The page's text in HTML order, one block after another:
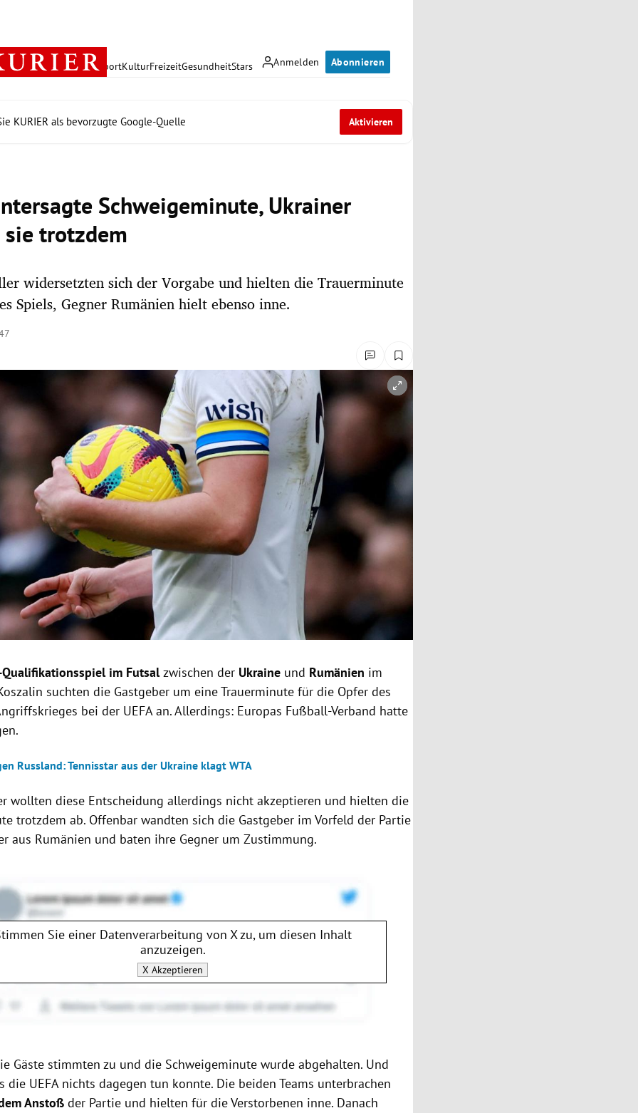
Anmelden Abonnieren
PolitikWirtschaft SportKulturFreizeitGesundheitStars
KURIER als bevorzugte Google-Quelle Aktivieren
Schweigeminute, Ukrainer
trotzdem
widersetzten sich der Vorgabe und hielten die Trauerminute
Spiels, Gegner Rumänien hielt ebenso inne.
öffnen/schließen
im Futsalzwischen der Ukraine und Rumänien im
suchten die Gastgeber um eine Trauerminute für die Opfer des
bei der UEFA an. Allerdings: Europas Fußball-Verband hatte
Russland: Tennisstar aus der Ukraine klagt WTA
wollten diese Entscheidung allerdings nicht akzeptieren und hielten die
trotzdem ab. Offenbar wandten sich die Gastgeber im Vorfeld der Partie
aus Rumänien und baten ihre Gegner um Zustimmung.
Sie einer Datenverarbeitung von Xzu, um diesen Inhalt
anzuzeigen.
X Akzeptieren
Gäste stimmten zu und die Schweigeminute wurde abgehalten. Und
die UEFA nichts dagegen tun konnte. Die beiden Teams unterbrachen
Anstoßder Partie und hielten für die Verstorbenen inne. Danach